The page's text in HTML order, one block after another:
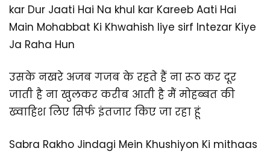
kar Dur Jaati Hai Na khul kar Kareeb Aati Hai
Main Mohabbat Ki Khwahish liye sirf Intezar Kiye
Ja Raha Hun
उसके नखरे अजब गजब के रहते हैं ना रूठ कर दूर
जाती है ना खुलकर करीब आती है मैं मोहब्बत की
ख्वाहिश लिए सिर्फ इंतजार किए जा रहा हूं
Sabra Rakho Jindagi Mein Khushiyon Ki mithaas